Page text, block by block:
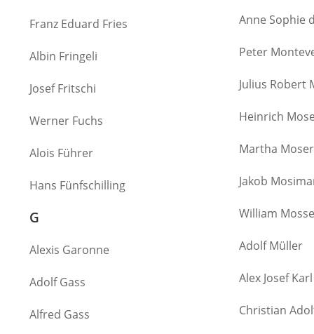
Franz Eduard Fries
Albin Fringeli
Josef Fritschi
Werner Fuchs
Alois Führer
Hans Fünfschilling
G
Alexis Garonne
Adolf Gass
Alfred Gass
Anne Sophie
Peter
Julius Robert
Heinrich
Martha
Jakob
William
Adolf Müller
Alex Josef
Christian